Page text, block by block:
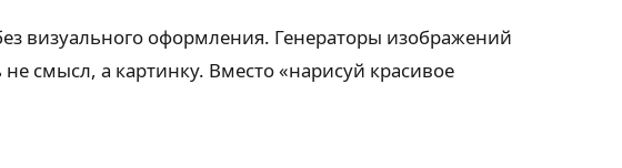
визуального оформления. Генераторы изображений
смысл, а картинку. Вместо «нарисуй красивое